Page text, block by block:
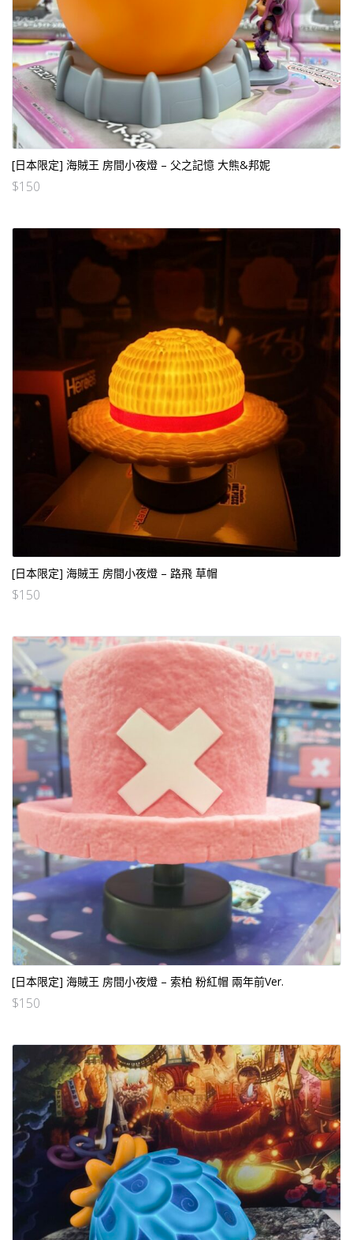
[日本限定] 海賊王 房間小夜燈 – 父之記憶 大熊&邦妮
$150
[日本限定] 海賊王 房間小夜燈 – 路飛 草帽
$150
[日本限定] 海賊王 房間小夜燈 – 索柏 粉紅帽 兩年前Ver.
$150